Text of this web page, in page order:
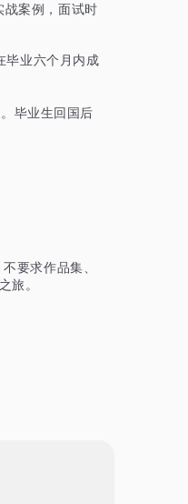
战案例，面试时
毕业六个月内成
毕业生回国后
要求作品集、
旅。